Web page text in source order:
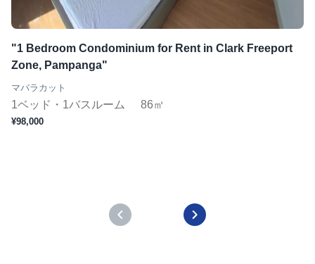
"1 Bedroom Condominium for Rent in Clark Freeport
Zone, Pampanga"
マバラカット
1ベッド・1バスルーム 86㎡
¥98,000